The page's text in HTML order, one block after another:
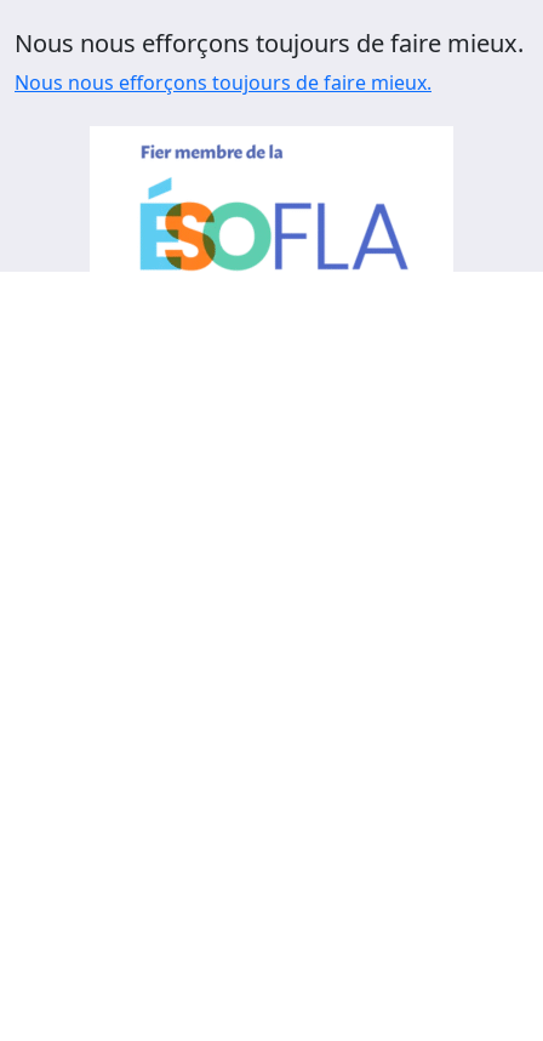
Nous nous efforçons toujours de faire mieux.
Nous nous efforçons toujours de faire mieux.